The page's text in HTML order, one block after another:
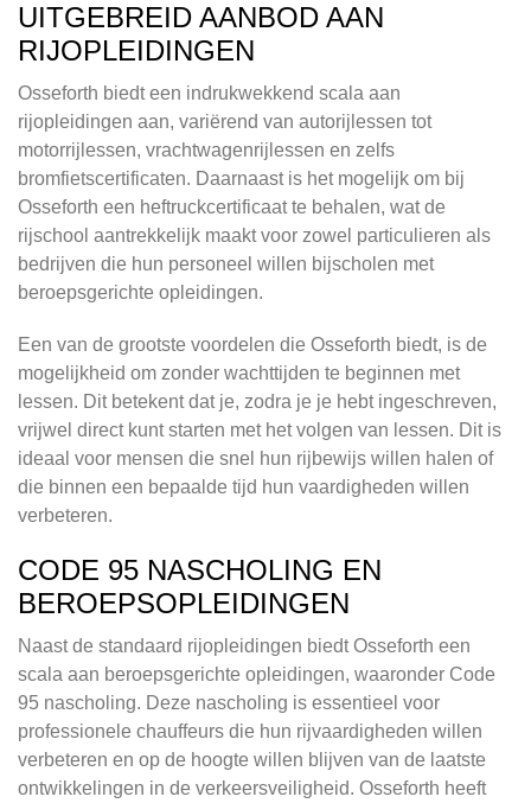
UITGEBREID AANBOD AAN
RIJOPLEIDINGEN
Osseforth biedt een indrukwekkend scala aan
rijopleidingen aan, variërend van autorijlessen tot
motorrijlessen, vrachtwagenrijlessen en zelfs
bromfietscertificaten. Daarnaast is het mogelijk om bij
Osseforth een heftruckcertificaat te behalen, wat de
rijschool aantrekkelijk maakt voor zowel particulieren als
bedrijven die hun personeel willen bijscholen met
beroepsgerichte opleidingen.
Een van de grootste voordelen die Osseforth biedt, is de
mogelijkheid om zonder wachttijden te beginnen met
lessen. Dit betekent dat je, zodra je je hebt ingeschreven,
vrijwel direct kunt starten met het volgen van lessen. Dit is
ideaal voor mensen die snel hun rijbewijs willen halen of
die binnen een bepaalde tijd hun vaardigheden willen
verbeteren.
CODE 95 NASCHOLING EN
BEROEPSOPLEIDINGEN
Naast de standaard rijopleidingen biedt Osseforth een
scala aan beroepsgerichte opleidingen, waaronder Code
95 nascholing. Deze nascholing is essentieel voor
professionele chauffeurs die hun rijvaardigheden willen
verbeteren en op de hoogte willen blijven van de laatste
ontwikkelingen in de verkeersveiligheid. Osseforth heeft